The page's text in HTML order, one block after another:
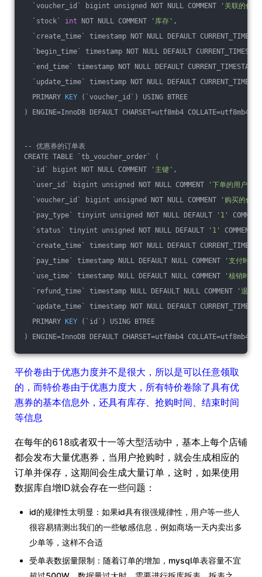
`voucher_id` bigint unsigned NOT NULL COMMENT
'关联的优
`stock` int NOT NULL COMMENT '库存' ,
`create_time` timestamp NOT NULL DEFAULT
`begin_time` timestamp NOT NULL DEFAULT
`end_time` timestamp NOT NULL DEFAULT CURRENT_TIMESTAMP
`update_time` timestamp NOT NULL DEFAULT
PRIMARY
KEY (`voucher_id`)
USING BTREE
) ENGINE=InnoDB DEFAULT CHARSET=utf8mb4
-- 优惠券的订单表
CREATE TABLE `tb_voucher_order` (
`id` bigint NOT NULL COMMENT
'主键' ,
`user_id` bigint unsigned NOT NULL COMMENT
'下单的用户id'
`voucher_id` bigint unsigned NOT NULL COMMENT
'购买的代
`pay_type` tinyint unsigned NOT NULL DEFAULT
'1'
`status` tinyint unsigned NOT NULL DEFAULT
'1' COMMENT
`create_time` timestamp NOT NULL DEFAULT
`pay_time` timestamp NULL DEFAULT NULL COMMENT
'支付时间'
`use_time` timestamp NULL DEFAULT NULL COMMENT
'核销时间'
`refund_time` timestamp NULL DEFAULT NULL COMMENT
'退款
`update_time` timestamp NOT NULL DEFAULT
PRIMARY
KEY (`id`)
USING BTREE
) ENGINE=InnoDB DEFAULT CHARSET=utf8mb4
平价卷由于优惠力度并不是很大，所以是可以任意领取
的，而特价卷由于优惠力度大，所有特价卷除了具有优
惠券的基本信息外，还具有库存、抢购时间、结束时间
等信息
在每年的618或者双十一等大型活动中，基本上每个店铺
都会发布大量优惠券，当用户抢购时，就会生成相应的
订单并保存，这期间会生成大量订单，这时，如果使用
数据库自增ID就会存在一些问题：
id的规律性太明显：如果id具有很强规律性，用户等一些人
很容易猜测出我们的一些敏感信息，例如商场一天内卖出多
少单等，这样不合适
受单表数据量限制：随着订单的增加，mysql单表容量不宜